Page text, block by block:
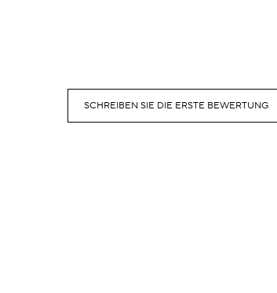
SCHREIBEN SIE DIE ERSTE BEWERTUNG